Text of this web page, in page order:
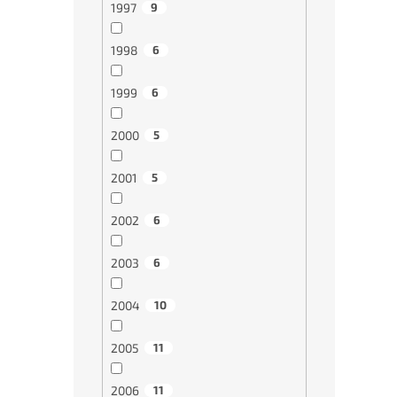
1997 9
1998 6
1999 6
2000 5
2001 5
2002 6
2003 6
2004 10
2005 11
2006 11